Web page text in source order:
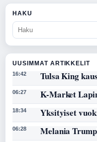
HAKU
UUSIMMAT ARTIKKELIT
16:42 Tulsa King
06:27 K-Market
18:34 Yksityiset
06:28 Melania